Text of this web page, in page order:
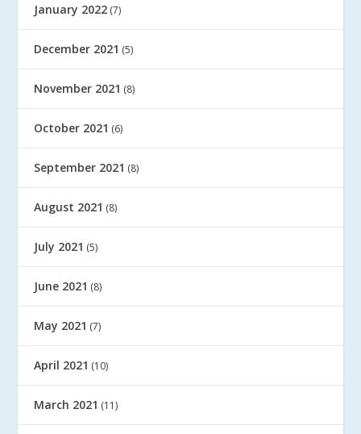
January 2022 (7)
December 2021 (5)
November 2021 (8)
October 2021 (6)
September 2021 (8)
August 2021 (8)
July 2021 (5)
June 2021 (8)
May 2021 (7)
April 2021 (10)
March 2021 (11)